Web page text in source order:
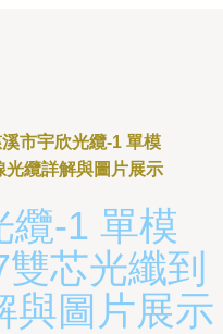
市宇欣光纜-1 單模
纜詳解與圖片展示
纜-1 單模
芯光纖到
與圖片展示